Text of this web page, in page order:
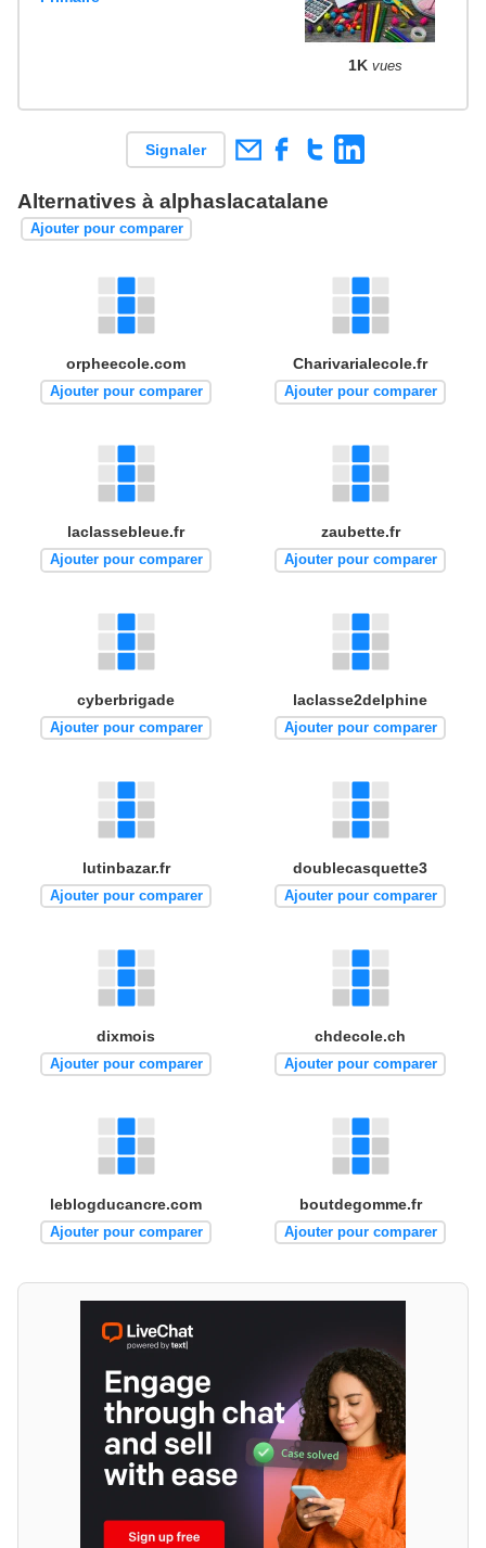
1K vues
Signaler
Alternatives à alphaslacatalane
Ajouter pour comparer
orpheecole.com
Ajouter pour comparer
Charivarialecole.fr
Ajouter pour comparer
laclassebleue.fr
Ajouter pour comparer
zaubette.fr
Ajouter pour comparer
cyberbrigade
Ajouter pour comparer
laclasse2delphine
Ajouter pour comparer
lutinbazar.fr
Ajouter pour comparer
doublecasquette3
Ajouter pour comparer
dixmois
Ajouter pour comparer
chdecole.ch
Ajouter pour comparer
leblogducancre.com
Ajouter pour comparer
boutdegomme.fr
Ajouter pour comparer